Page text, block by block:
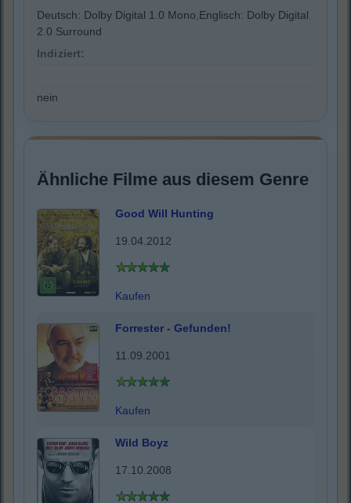
Deutsch: Dolby Digital 1.0 Mono,Englisch: Dolby Digital
2.0 Surround
Indiziert:
nein
Ähnliche Filme aus diesem Genre
Good Will Hunting
19.04.2012
Kaufen
Forrester - Gefunden!
11.09.2001
Kaufen
Wild Boyz
17.10.2008